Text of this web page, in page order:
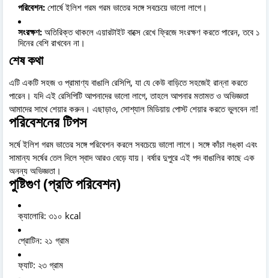
পরিবেশন: শোর্ষে ইলিশ গরম গরম ভাতের সঙ্গে সবচেয়ে ভালো লাগে।
সংরক্ষণ: অতিরিক্ত থাকলে এয়ারটাইট বাক্সে রেখে ফ্রিজে সংরক্ষণ করতে পারেন, তবে ১
দিনের বেশি রাখবেন না।
শেষ কথা
এটি একটি সহজ ও প্রামাণ্য বাঙালি রেসিপি, যা যে কেউ বাড়িতে সহজেই রান্না করতে
পারেন। যদি এই রেসিপিটি আপনাদের ভালো লাগে, তাহলে আপনার মতামত ও অভিজ্ঞতা
আমাদের সাথে শেয়ার করুন। এছাড়াও, সোশ্যাল মিডিয়ায় পোস্ট শেয়ার করতে ভুলবেন না!
পরিবেশনের টিপস
সর্ষে ইলিশ গরম ভাতের সঙ্গে পরিবেশন করলে সবচেয়ে ভালো লাগে। সঙ্গে কাঁচা লঙ্কা এবং
সামান্য সর্ষের তেল দিলে স্বাদ আরও বেড়ে যায়। বর্ষার দুপুরে এই পদ বাঙালির কাছে এক
অনন্য অভিজ্ঞতা।
পুষ্টিগুণ (প্রতি পরিবেশন)
ক্যালোরি: ৩১০ kcal
প্রোটিন: ২১ গ্রাম
ফ্যাট: ২৩ গ্রাম